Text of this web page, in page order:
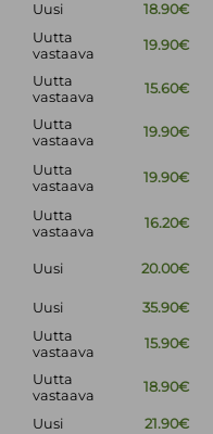
Uusi 18.90€
Uutta
vastaava
19.90€
Uutta
vastaava
15.60€
Uutta
vastaava
19.90€
Uutta
vastaava
19.90€
Uutta
vastaava
16.20€
Uusi 20.00€
Uusi 35.90€
Uutta
vastaava
15.90€
Uutta
vastaava
18.90€
Uusi
21.90€